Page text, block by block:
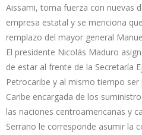
Aissami, toma fuerza con nuevas
empresa estatal y se menciona
remplazo del mayor general
El presidente Nicolás Maduro
de estar al frente de la Secretaría
Petrocaribe y al mismo tiempo ser
Caribe encargada de los
las naciones centroamericanas y
Serrano le corresponde asumir la